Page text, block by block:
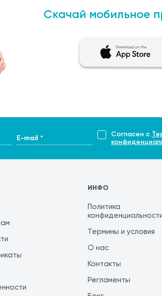
Скачай мобильное
E-mail * Согласен с
ИНФО
Политика
Термины и условия
О нас
Контакты
Регламенты